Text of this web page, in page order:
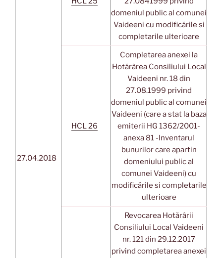
27.04.2018
domeniul public al comunei
Vaideeni cu modificările si
completarile ulterioare
HCL 26
Completarea anexei la
Hotărârea Consiliului Local
Vaideeni nr. 18 din
27.08.1999 privind
domeniul public al comunei
Vaideeni (care a stat la baza
emiterii HG 1362/2001-
anexa 81 -lnventarul
bunurilor care apartin
domeniului public al
comunei Vaideeni) cu
modificările si completarile
ulterioare
Revocarea Hotărârii
Consiliului Local Vaideeni
nr. 121 din 29.12.2017
privind completarea anexei